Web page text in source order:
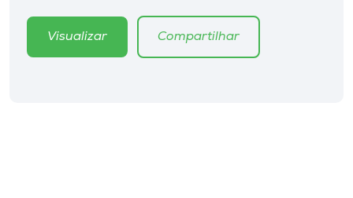
Rádio
Visualizar Compartilhar